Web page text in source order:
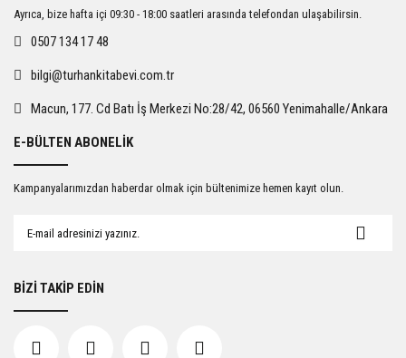
Ürün bilgilerinde hatalar bulunuyor.
Ürün fiyatı diğer sitelerden daha pahalı.
Gönder
Ayrıca, bize hafta içi 09:30 - 18:00 saatleri arasında telefondan ulaşabilirsin.
0507 134 17 48
bilgi@turhankitabevi.com.tr
Macun, 177. Cd Batı İş Merkezi No:28/42, 06560 Yenimahalle/Ankara
E-BÜLTEN ABONELİK
Kampanyalarımızdan haberdar olmak için bültenimize hemen kayıt olun.
BİZİ TAKİP EDİN